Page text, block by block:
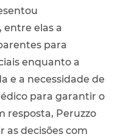
entre elas a
para
enquanto a
e a necessidade de
para garantir o
resposta, Peruzzo
as decisões com